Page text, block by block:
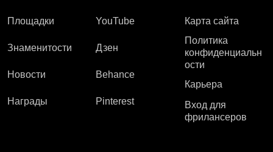
Площадки
Знаменитости
Новости
Награды
YouTube
Дзен
Behance
Pinterest
Карта сайта
Политика
конфиденциальн
ости
Карьера
Вход для
фрилансеров